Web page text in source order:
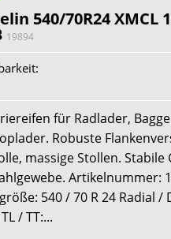
540/70R24 XMCL
19894
für Radlader,
Robuste
massige Stollen. Stabile
Artikelnummer:
540 / 70 R 24 Radial /
/ TT:...